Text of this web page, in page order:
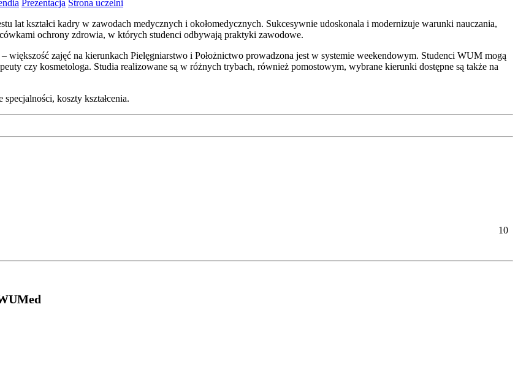
Prezentacja Strona uczelni
lat kształci kadry w zawodach medycznych i okołomedycznych. Sukcesywnie udoskonala i modernizuje warunki nauczania,
ochrony zdrowia, w których studenci odbywają praktyki zawodowe.
większość zajęć na kierunkach Pielęgniarstwo i Położnictwo prowadzona jest w systemie weekendowym. Studenci WUM mogą
czy kosmetologa. Studia realizowane są w różnych trybach, również pomostowym, wybrane kierunki dostępne są także na
koszty kształcenia.
10